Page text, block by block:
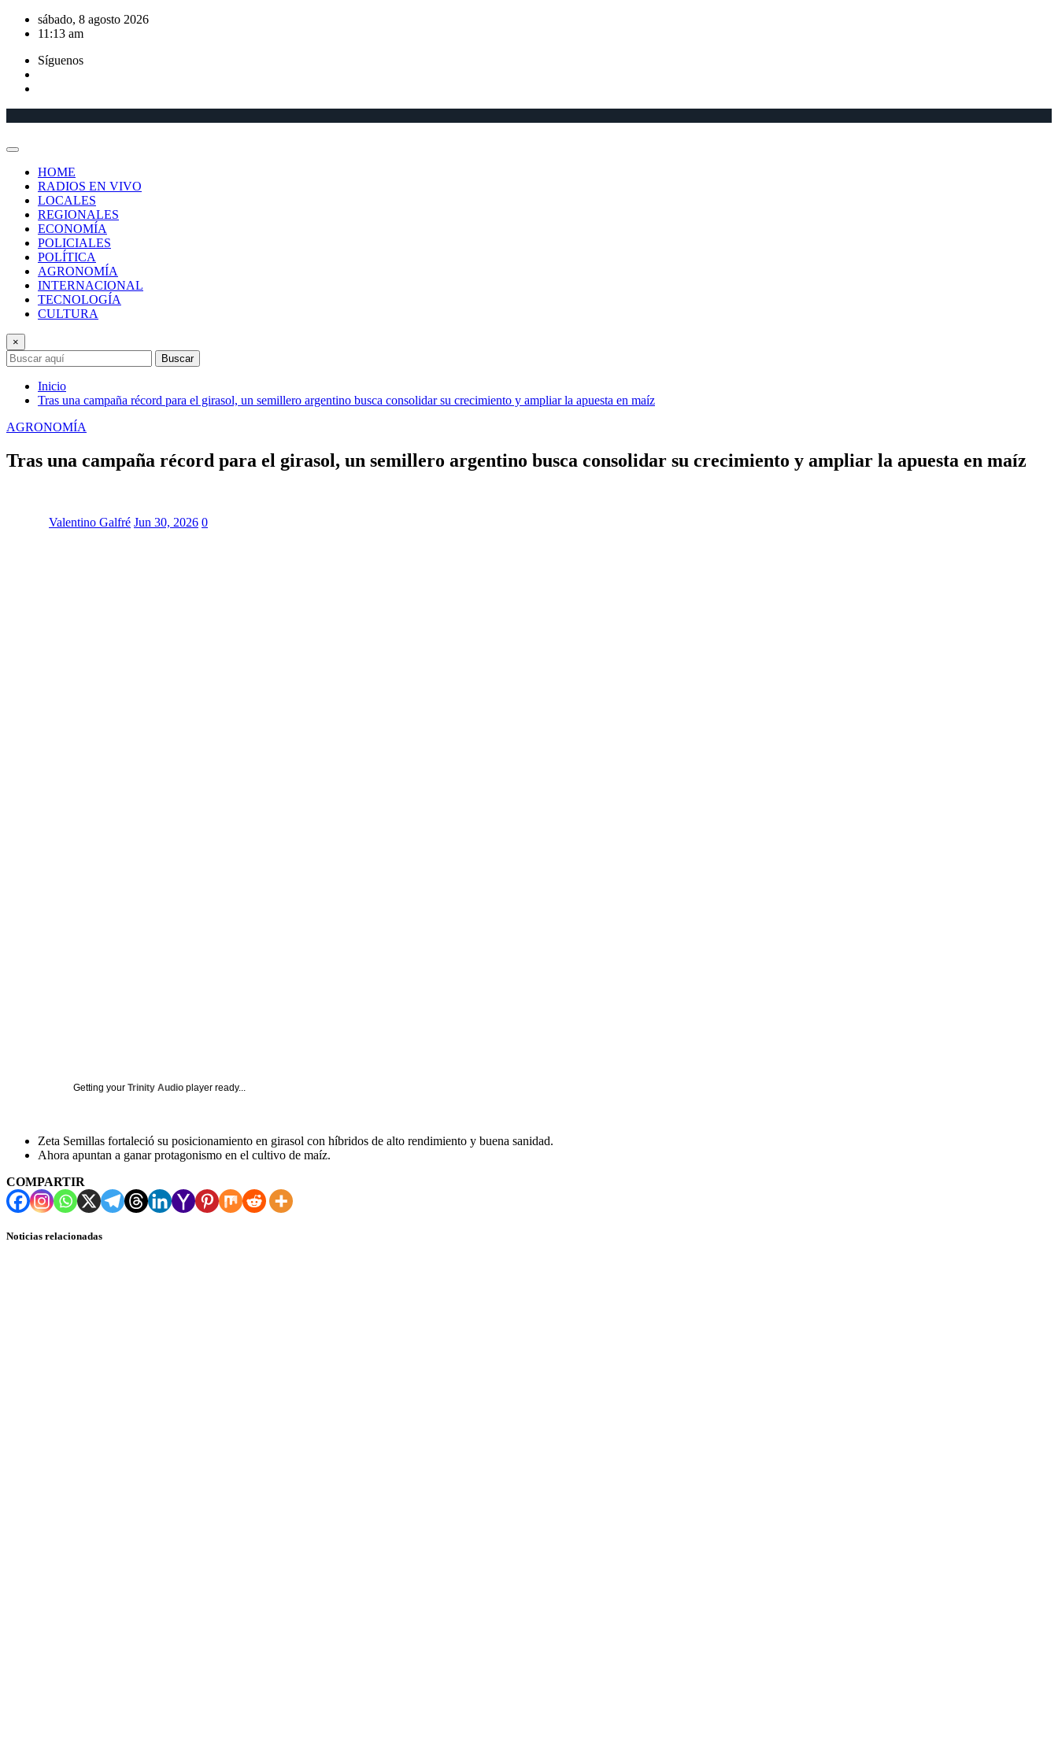
Saltar
sábado, 8 agosto 2026
11:13 am
Síguenos
HOME
RADIOS EN VIVO
LOCALES
REGIONALES
ECONOMÍA
POLICIALES
POLÍTICA
AGRONOMÍA
INTERNACIONAL
TECNOLOGÍA
CULTURA
×
Buscar
Inicio
Tras una campaña récord para el girasol, un semillero argentino busca consolidar su crecimiento y ampliar la apuesta en maíz
AGRONOMÍA
Tras una campaña récord para el girasol, un semillero argentino busca consolidar su crecimiento y ampliar la apuesta en maíz
Valentino Galfré Jun 30, 2026 0
Getting your Trinity Audio player ready...
Zeta Semillas fortaleció su posicionamiento en girasol con híbridos de alto rendimiento y buena sanidad.
Ahora apuntan a ganar protagonismo en el cultivo de maíz.
COMPARTIR
Noticias relacionadas